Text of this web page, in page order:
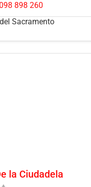
098 898 260
Sacramento
la Ciudadela